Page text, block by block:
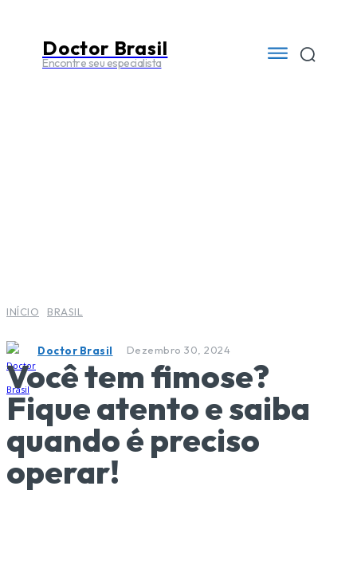
Doctor Brasil
Encontre seu especialista
INÍCIO BRASIL
Doctor Brasil Dezembro 30, 2024
Você tem fimose?
Fique atento e saiba
quando é preciso
operar!